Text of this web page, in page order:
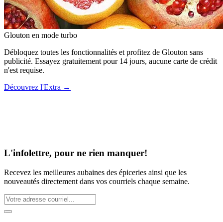
Glouton en mode turbo
Débloquez toutes les fonctionnalités et profitez de Glouton sans
publicité. Essayez gratuitement pour 14 jours, aucune carte de crédit
n'est requise.
Découvrez l'Extra →
L'infolettre, pour ne rien manquer!
Recevez les meilleures aubaines des épiceries ainsi que les
nouveautés directement dans vos courriels chaque semaine.